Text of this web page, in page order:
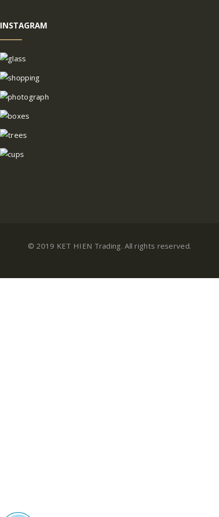
INSTAGRAM
© 2019 KET HIEN Trading. All rights reserved.